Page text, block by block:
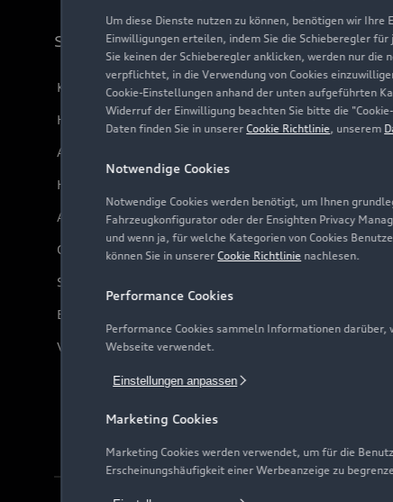
Um diese Dienste nutzen zu können, benötigen wir
Einwilligungen erteilen, indem Sie die Schieberegler
Sie keinen der Schieberegler anklicken, werden nur
verpflichtet, in die Verwendung von Cookies
Cookie-Einstellungen anhand der unten aufgeführten
Widerruf der Einwilligung beachten Sie bitte die
Daten finden Sie in unsererCookie Richtlinie, unserem
Notwendige Cookies
Notwendige Cookies werden benötigt, um Ihnen
Fahrzeugkonfigurator oder der Ensighten Privacy
und wenn ja, für welche Kategorien von Cookies
können Sie in unsererCookie Richtlinie nachlesen.
Performance Cookies
Performance Cookies sammeln Informationen
Webseite verwendet.
Einstellungen anpassen
Marketing Cookies
Marketing Cookies werden verwendet, um für die
Erscheinungshäufigkeit einer Werbeanzeige zu
Support
Kundenservice
Händlersuche
Audi Code
Häufige Fragen (FAQ)
Audi Online Beratung
Online-Terminvereinbarung
Servicekontakt
Bordbuch & Bedienungsanleitungen
Verträge kündigen